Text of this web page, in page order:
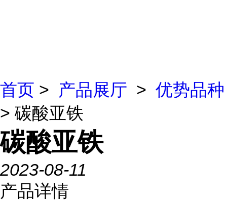
首页 > 产品展厅 > 优势品种
> 碳酸亚铁
碳酸亚铁
2023-08-11
产品详情